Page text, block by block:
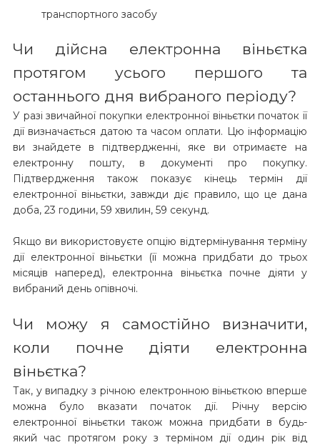
транспортного засобу
Чи дійсна електронна віньєтка
протягом усього першого та
останнього дня вибраного періоду?
У разі звичайної покупки електронної віньєтки початок її
дії визначається датою та часом оплати. Цю інформацію
ви знайдете в підтвердженні, яке ви отримаєте на
електронну пошту, в документі про покупку.
Підтвердження також показує кінець термін дії
електронної віньєтки, завжди діє правило, що це дана
доба, 23 години, 59 хвилин, 59 секунд.
Якщо ви використовуєте опцію відтермінування терміну
дії електронної віньєтки (її можна придбати до трьох
місяців наперед), електронна віньєтка почне діяти у
вибраний день опівночі.
Чи можу я самостійно визначити,
коли почне діяти електронна
віньєтка?
Так, у випадку з річною електронною віньєткою вперше
можна було вказати початок дії. Річну версію
електронної віньєтки також можна придбати в будь-
який час протягом року з терміном дії один рік від